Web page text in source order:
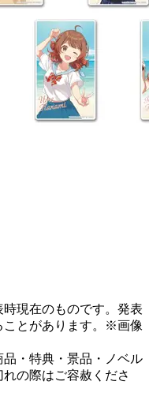
現在のものです。発表
ことがあります。※画像
・特典・景品・ノベル
の際はご容赦くださ